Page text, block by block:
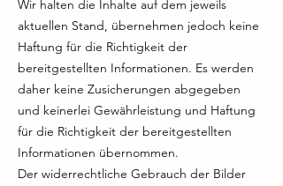
Wir halten die Inhalte auf dem jeweils
aktuellen Stand, übernehmen jedoch keine
Haftung für die Richtigkeit der
bereitgestellten Informationen. Es werden
daher keine Zusicherungen abgegeben
und keinerlei Gewährleistung und Haftung
für die Richtigkeit der bereitgestellten
Informationen übernommen.
Der widerrechtliche Gebrauch der Bilder